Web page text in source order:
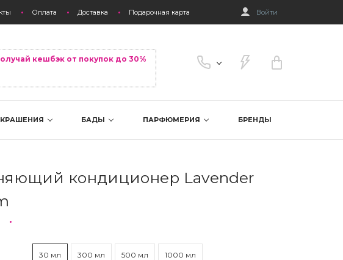
Оплата Доставка Подарочная карта Войти
кешбэк от покупок до 30%
БАДЫ ПАРФЮМЕРИЯ БРЕНДЫ
кондиционер Lavender
30 мл 300 мл 500 мл 1000 мл